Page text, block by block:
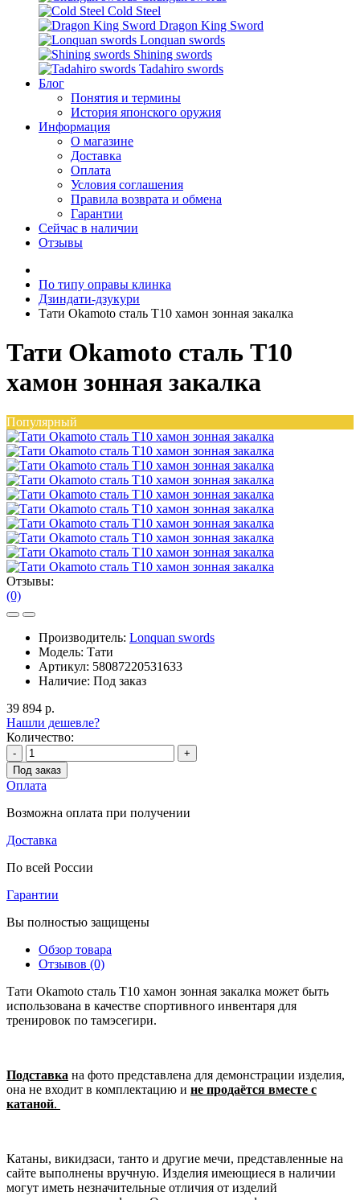
Cold Steel
Dragon King Sword
Lonquan swords
Shining swords
Tadahiro swords
Блог
Понятия и термины
История японского оружия
Информация
О магазине
Доставка
Оплата
Условия соглашения
Правила возврата и обмена
Гарантии
Сейчас в наличии
Отзывы
По типу оправы клинка
Дзиндати-дзукури
Тати Okamoto сталь T10 хамон зонная закалка
Тати Okamoto сталь T10
хамон зонная закалка
Популярный
Отзывы:
(0)
Производитель: Lonquan swords
Модель: Тати
Артикул: 58087220531633
Наличие: Под заказ
39 894 р.
Нашли дешевле?
Количество:
-
+
Под заказ
Оплата
Возможна оплата при получении
Доставка
По всей России
Гарантии
Вы полностью защищены
Обзор товара
Отзывов (0)
Тати Okamoto сталь T10 хамон зонная закалка может быть
использована в качестве спортивного инвентаря для
тренировок по тамэсегири.
Подставка на фото представлена для демонстрации изделия,
она не входит в комплектацию и не продаётся вместе с
катаной.
Катаны, викидзаси, танто и другие мечи, представленные на
сайте выполнены вручную. Изделия имеющиеся в наличии
могут иметь незначительные отличия от изделий